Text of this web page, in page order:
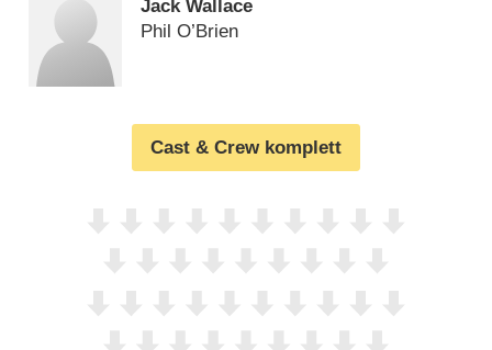
Jack Wallace
Phil O’Brien
Cast & Crew komplett